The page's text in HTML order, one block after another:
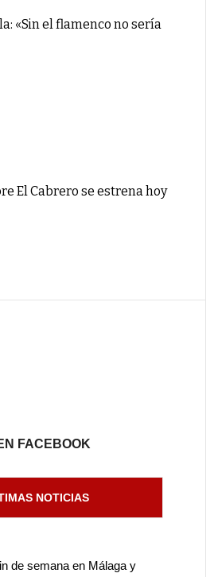
«Sin el flamenco no sería
El Cabrero se estrena hoy
FACEBOOK
NOTICIAS
de semana en Málaga y